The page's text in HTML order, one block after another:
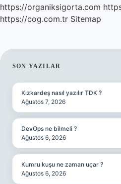
https://organiksigorta.com
https://cog.com.tr Sitemap
SIDEBAR
SON YAZILAR
Kızkardeş nasıl yazılır TDK ?
Ağustos 7, 2026
DevOps ne bilmeli ?
Ağustos 6, 2026
Kumru kuşu ne zaman uçar ?
Ağustos 6, 2026